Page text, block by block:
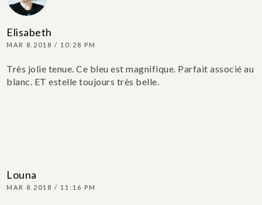
Elisabeth
MAR 8.2018 / 10:28 PM
Très jolie tenue. Ce bleu est magnifique. Parfait associé au
blanc. ET estelle toujours très belle.
Louna
MAR 8.2018 / 11:16 PM